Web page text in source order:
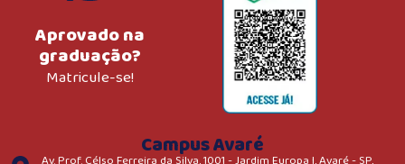
Aprovado na
graduação?
Matricule-se!
Campus Avaré